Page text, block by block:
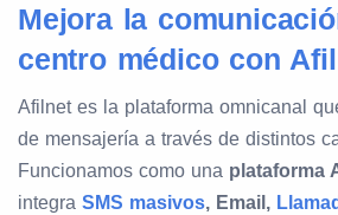
Mejora la
centro médico con
Afilnet es la plataforma omnicanal
de mensajería a través de distintos
Funcionamos como una plataforma
integra SMS masivos, Email,